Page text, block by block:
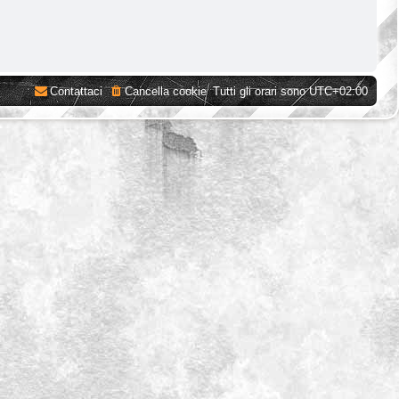
Tutti gli orari sonoUTC+02:00
Cancella cookie
Contattaci